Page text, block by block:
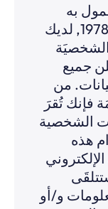
به
اعتبارا من 6 يناير/كانون الثاني 1978, لديك
جميع
من
فإنك تُقرَ
الشخصية
هذه
و/أو